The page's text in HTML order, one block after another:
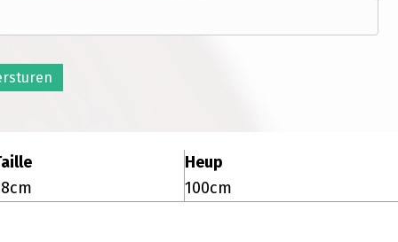
Heup
100cm